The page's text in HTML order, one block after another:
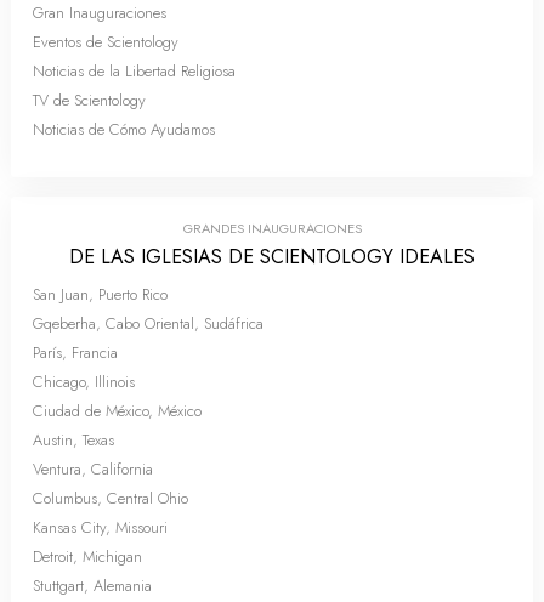
Gran Inauguraciones
Eventos de Scientology
Noticias de la Libertad Religiosa
TV de Scientology
Noticias de Cómo Ayudamos
GRANDES INAUGURACIONES
DE LAS IGLESIAS DE SCIENTOLOGY IDEALES
San Juan, Puerto Rico
Gqeberha, Cabo Oriental, Sudáfrica
París, Francia
Chicago, Illinois
Ciudad de México, México
Austin, Texas
Ventura, California
Columbus, Central Ohio
Kansas City, Missouri
Detroit, Michigan
Stuttgart, Alemania